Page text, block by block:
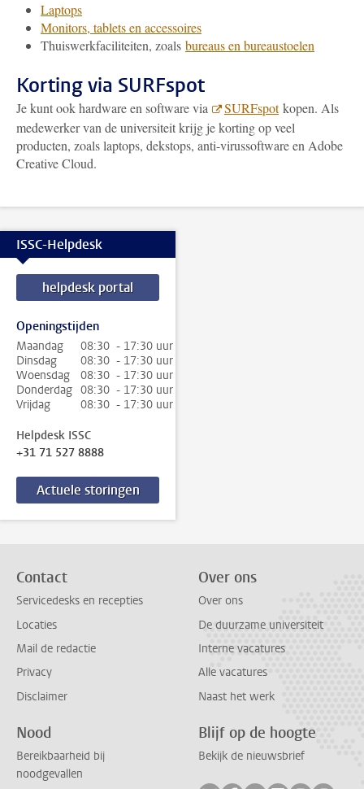
Laptops
Monitors, tablets en accessoires
Thuiswerkfaciliteiten, zoals bureaus en bureaustoelen
Korting via SURFspot
Je kunt ook hardware en software via SURFspotkopen. Als
medewerker van de universiteit krijg je korting op veel
producten, zoals laptops, dekstops, anti-virussoftware en Adobe
Creative Cloud.
ISSC-Helpdesk
helpdesk portal
Openingstijden
Maandag
08:30 - 17:30 uur
Dinsdag
08:30 - 17:30 uur
Woensdag
08:30 - 17:30 uur
Donderdag 08:30 - 17:30 uur
Vrijdag
08:30 - 17:30 uur
Helpdesk ISSC
+31 71 527 8888
Actuele storingen
Contact
Servicedesks en recepties
Locaties
Mail de redactie
Privacy
Disclaimer
Over ons
Over ons
De duurzame universiteit
Interne vacatures
Alle vacatures
Naast het werk
Nood
Bereikbaarheid bij
noodgevallen
Blijf op de hoogte
Bekijk de nieuwsbrief